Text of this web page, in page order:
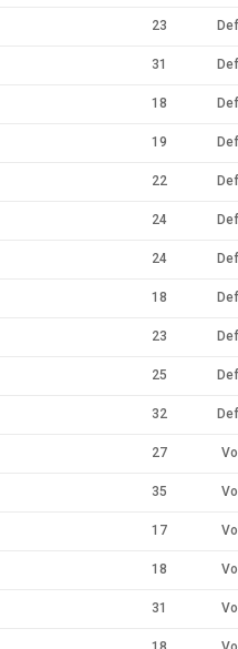
23
31
18
19
22
24
24
18
23
25
32
27
35
17
18
31